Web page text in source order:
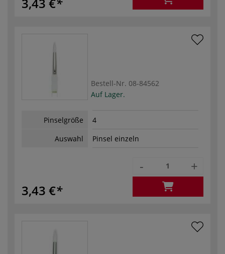
Bestell-Nr. 08-84562
Auf Lager.
Pinselgröße
4
Auswahl
Pinsel einzeln
3,43 €
- +